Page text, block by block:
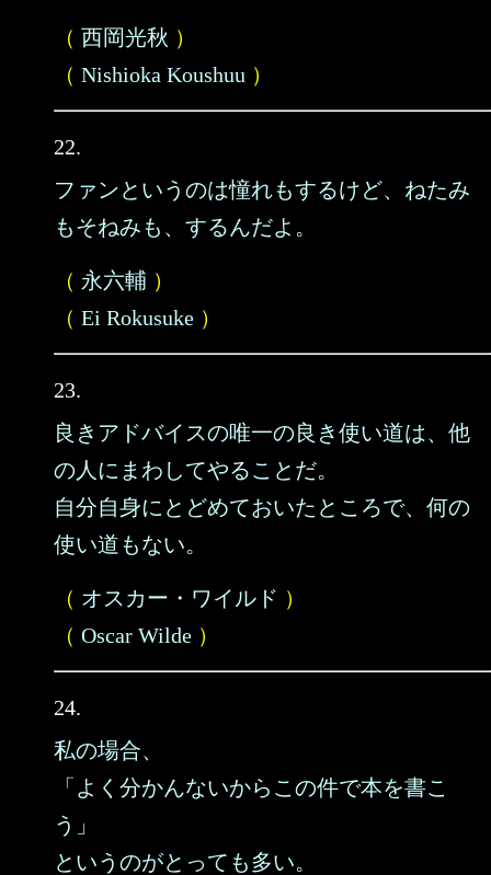
（ 西岡光秋 ）
（ Nishioka Koushuu ）
22.
ファンというのは憧れもするけど、ねたみ
もそねみも、するんだよ。
（ 永六輔 ）
（ Ei Rokusuke ）
23.
良きアドバイスの唯一の良き使い道は、他
の人にまわしてやることだ。
自分自身にとどめておいたところで、何の
使い道もない。
（ オスカー・ワイルド ）
（ Oscar Wilde ）
24.
私の場合、
「よく分かんないからこの件で本を書こ
う」
というのがとっても多い。